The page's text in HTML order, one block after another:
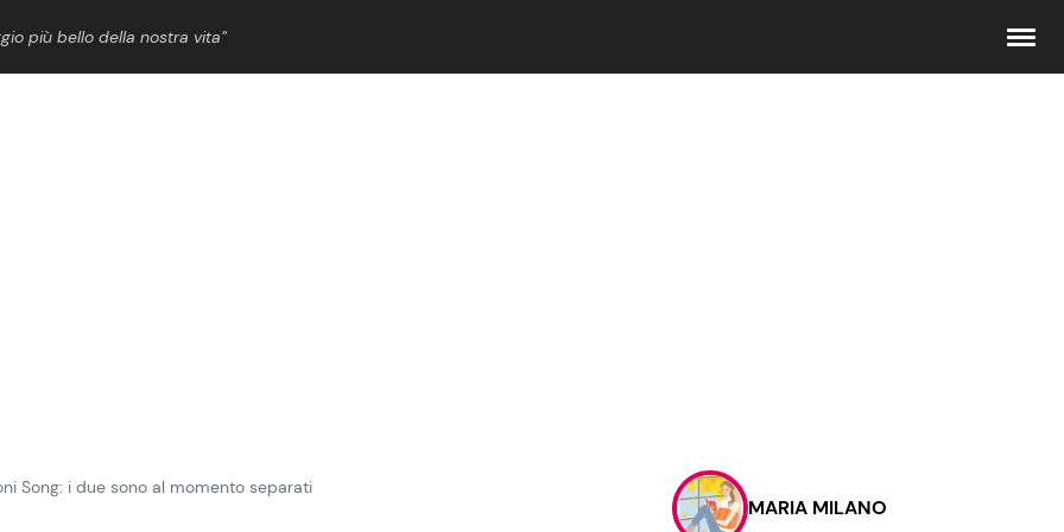
più bello della nostra vita”
Contattaci
Pubblicità
Song: i due sono al momento separati
MARIA MILANO